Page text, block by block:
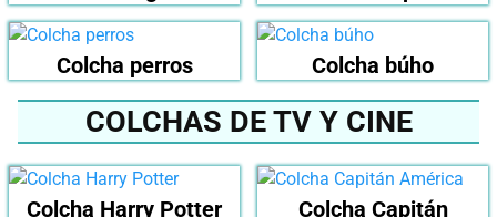
Colcha perros Colcha búho
COLCHAS DE TV Y CINE
Colcha Harry Potter
Colcha Capitán